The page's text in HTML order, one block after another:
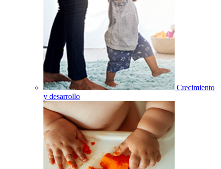
Crecimiento
y desarrollo